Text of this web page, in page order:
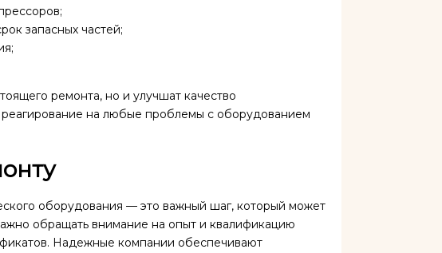
запасных частей;
ремонта, но и улучшат качество
на любые проблемы с оборудованием
оборудования — это важный шаг, который может
обращать внимание на опыт и квалификацию
Надежные компании обеспечивают